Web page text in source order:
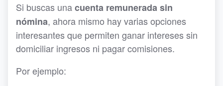
Si buscas unacuenta remunerada sin
nómina, ahora mismo hay varias opciones
interesantes que permiten ganar intereses sin
domiciliar ingresos ni pagar comisiones.
Por ejemplo: